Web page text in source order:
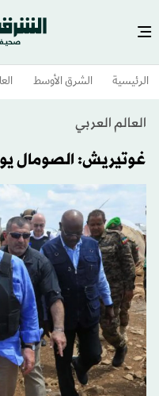
الرئيسية الشرق الأوسط​
العالم العربي
غوتيريش: الصومال